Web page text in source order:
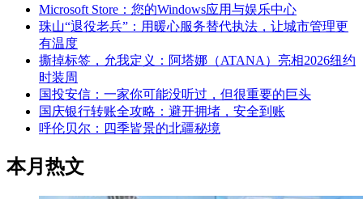
Microsoft Store：您的Windows应用与娱乐中心
珠山“退役老兵”：用暖心服务替代执法，让城市管理更
有温度
撕掉标签，允我定义：阿塔娜（ATANA）亮相2026纽约
时装周
国投安信：一家你可能没听过，但很重要的巨头
国庆银行转账全攻略：避开拥堵，安全到账
呼伦贝尔：四季皆景的北疆秘境
本月热文